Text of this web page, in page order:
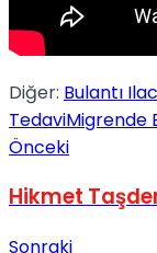
Diğer: Bulantı
TedaviMigrende
Önceki
Hikmet
Sonraki